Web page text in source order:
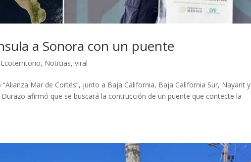
a Sonora con un puente
Ecoterritorio, Noticias,viral
Mar de Cortés”, junto a Baja California, Baja California Sur, Nayarit y
afirmó que se buscará la contrucción de un puente que contecte la